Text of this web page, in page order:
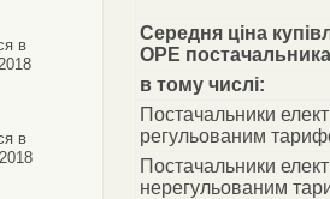
в
в
Середня ціна
ОРЕ
в тому числі:
Постачальники
регульованим
Постачальники
нерегульованим